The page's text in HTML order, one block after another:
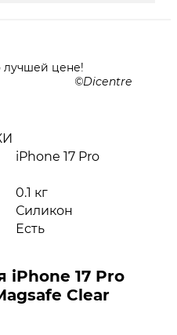
лучшей цене!
Dicentre
iPhone 17 Pro
0.1 кг
Силикон
Есть
iPhone 17 Pro
Clear